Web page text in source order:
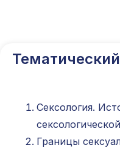
Сексология.
Границы